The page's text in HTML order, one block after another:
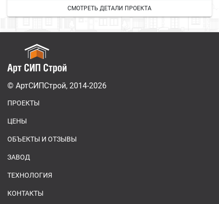
СМОТРЕТЬ ДЕТАЛИ ПРОЕКТА
© АртСИПСтрой, 2014-2026
ПРОЕКТЫ
ЦЕНЫ
ОБЪЕКТЫ И ОТЗЫВЫ
ЗАВОД
ТЕХНОЛОГИЯ
КОНТАКТЫ